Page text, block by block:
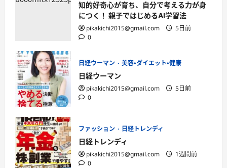
知的好奇心が育ち、自分で考える力が身
につく！ 親子ではじめるAI学習法
pikakichi2015@gmail.com
5日前
0
日経ウーマン
美容・ダイエット・健康
日経ウーマン
pikakichi2015@gmail.com
5日前
0
ファッション
日経トレンディ
日経トレンディ
pikakichi2015@gmail.com
1週間前
0